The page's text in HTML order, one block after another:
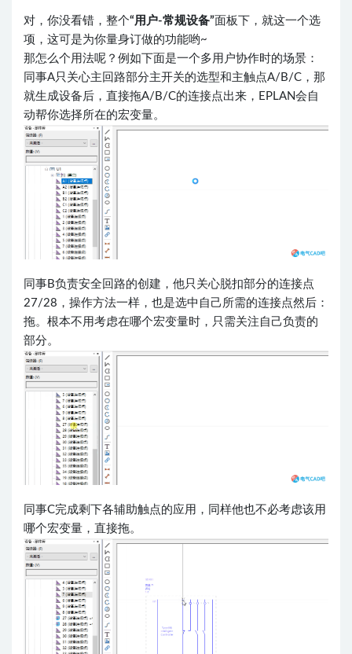
对，你没看错，整个“用户-常规设备”面板下，就这一个选
项，这可是为你量身订做的功能哟~
那怎么个用法呢？例如下面是一个多用户协作时的场景：
同事A只关心主回路部分主开关的选型和主触点A/B/C，那
就生成设备后，直接拖A/B/C的连接点出来，EPLAN会自
动帮你选择所在的宏变量。
同事B负责安全回路的创建，他只关心脱扣部分的连接点
27/28，操作方法一样，也是选中自己所需的连接点然后：
拖。根本不用考虑在哪个宏变量时，只需关注自己负责的
部分。
同事C完成剩下各辅助触点的应用，同样他也不必考虑该用
哪个宏变量，直接拖。